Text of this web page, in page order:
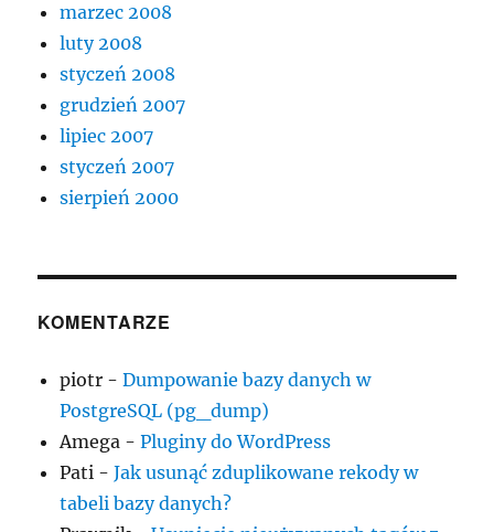
marzec 2008
luty 2008
styczeń 2008
grudzień 2007
lipiec 2007
styczeń 2007
sierpień 2000
KOMENTARZE
piotr -Dumpowanie bazy danych w
PostgreSQL (pg_dump)
Amega -Pluginy do WordPress
Pati -Jak usunąć zduplikowane rekody w
tabeli bazy danych?